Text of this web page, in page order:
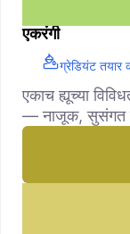
एकरंगी
ग्रेडियंट तयार
एकाच ह्यूच्या
— नाजूक, सुसंगत